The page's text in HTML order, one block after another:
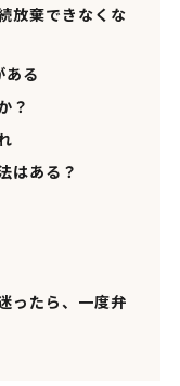
放棄できなくな
ある
？
はある？
ったら、一度弁